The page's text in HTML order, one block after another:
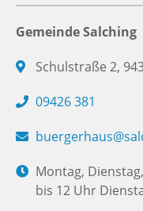
Gemeinde Salching
Schulstraße 2,
09426 381
Montag,
bis 12 Uhr